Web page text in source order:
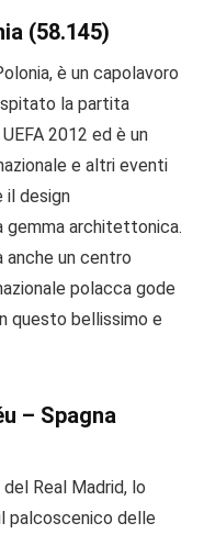
(58.145)
è un capolavoro
la partita
2012 ed è un
e altri eventi
design
gemma architettonica.
anche un centro
polacca gode
questo bellissimo e
– Spagna
Real Madrid, lo
palcoscenico delle